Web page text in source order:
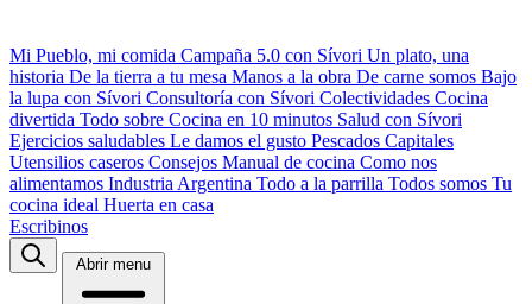
Mi Pueblo, mi comida Campaña 5.0 con Sívori Un plato, una
historia De la tierra a tu mesa Manos a la obra De carne somos Bajo
la lupa con Sívori Consultoría con Sívori Colectividades Cocina
divertida Todo sobre Cocina en 10 minutos Salud con Sívori
Ejercicios saludables Le damos el gusto Pescados Capitales
Utensilios caseros Consejos Manual de cocina Como nos
alimentamos Industria Argentina Todo a la parrilla Todos somos Tu
cocina ideal Huerta en casa
Escribinos
Abrir menu